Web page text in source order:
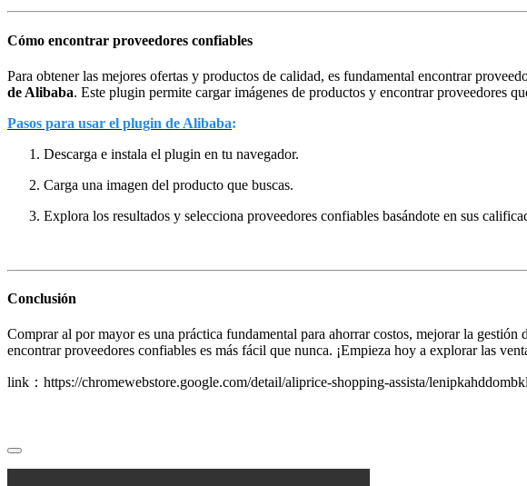
Cómo encontrar proveedores confiables
Para obtener las mejores ofertas y productos de calidad, es fundamental encontrar
de Alibaba. Este plugin permite cargar imágenes de productos y encontrar proveedores
Pasos para usar el plugin de Alibaba:
Descarga e instala el plugin en tu navegador.
Carga una imagen del producto que buscas.
Explora los resultados y selecciona proveedores confiables basándote en sus
Conclusión
Comprar al por mayor es una práctica fundamental para ahorrar costos, mejorar la
encontrar proveedores confiables es más fácil que nunca. ¡Empieza hoy a explorar las
link：https://chromewebstore.google.com/detail/aliprice-shopping-assista/